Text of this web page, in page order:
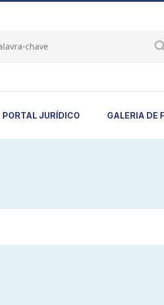
PORTAL JURÍDICO GALERIA DE